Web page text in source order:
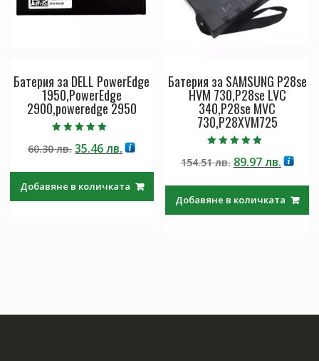
Батерия за DELL PowerEdge
1950,PowerEdge
2900,poweredge 2950
5.00
от 5
60.30лв.Original
60.30 лв..
35.46лв.Текущата
35.46 лв..
Добавяне в количката
Батерия за SAMSUNG P28se
HVM 730,P28se LVC
340,P28se MVC
730,P28XVM725
5.00
от 5
154.51лв. Original
154.51 лв..
89.97лв.
89.97
Добавяне в количката